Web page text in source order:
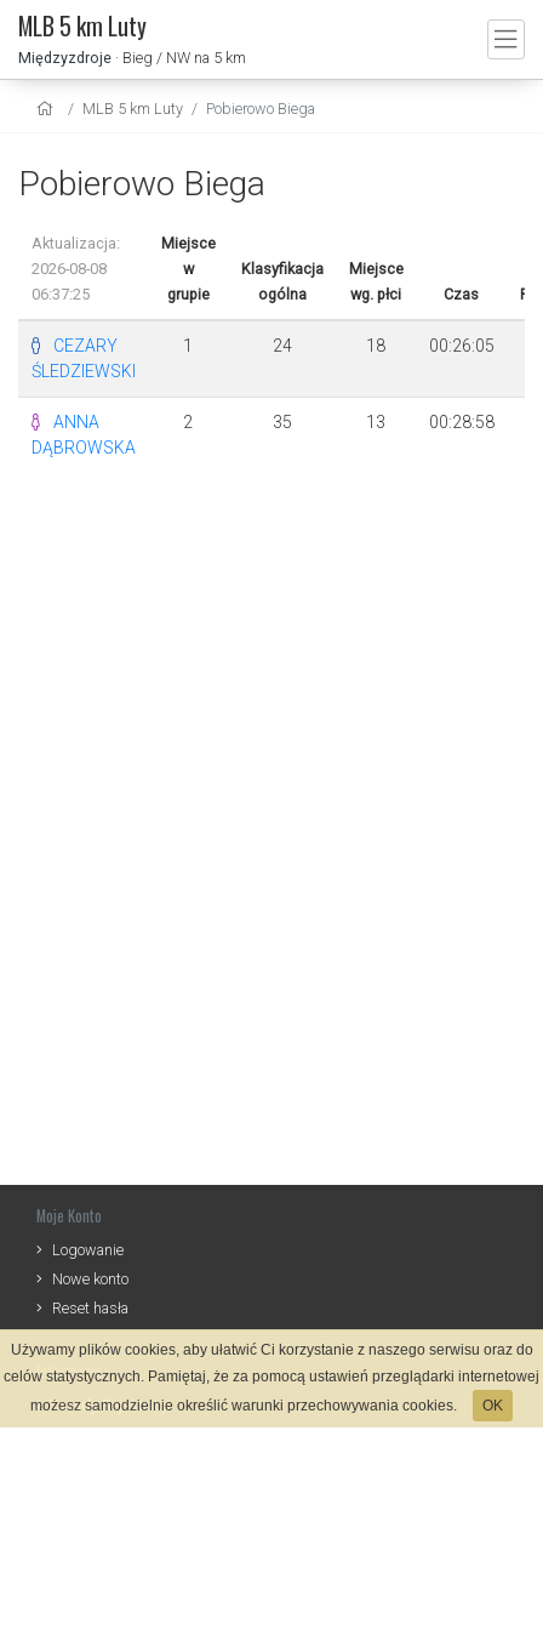
MLB 5 km Luty
Międzyzdroje · Bieg / NW na 5 km
MLB 5 km Luty Pobierowo Biega
Pobierowo Biega
Aktualizacja:
2026-08-08
06:37:25
Miejsce
w
grupie
Klasyfikacja
ogólna
Miejsce
wg. płci
Czas
CEZARY
ŚLEDZIEWSKI
1 24 18 00:26:05
ANNA
DĄBROWSKA
2 35 13 00:28:58
Moje Konto
Logowanie
Nowe konto
Reset hasła
Informacje
Zasady Rejestracji
Używamy plików cookies, aby ułatwić Ci korzystanie z naszego serwisu oraz do
celów statystycznych. Pamiętaj, że za pomocą ustawień przeglądarki internetowej
możesz samodzielnie określić warunki przechowywania cookies.
OK